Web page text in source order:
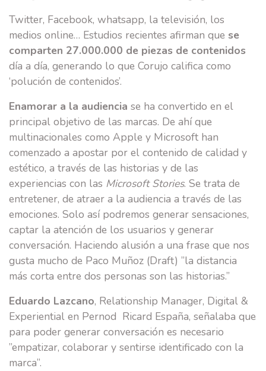
Twitter, Facebook, whatsapp, la televisión, los
medios online… Estudios recientes afirman que se
comparten 27.000.000 de piezas de contenidos
día a día, generando lo que Corujo califica como
‘polución de contenidos’.
Enamorar a la audiencia se ha convertido en el
principal objetivo de las marcas. De ahí que
multinacionales como Apple y Microsoft han
comenzado a apostar por el contenido de calidad y
estético, a través de las historias y de las
experiencias con las Microsoft Stories. Se trata de
entretener, de atraer a la audiencia a través de las
emociones. Solo así podremos generar sensaciones,
captar la atención de los usuarios y generar
conversación. Haciendo alusión a una frase que nos
gusta mucho de Paco Muñoz (Draft) ”la distancia
más corta entre dos personas son las historias.”
Eduardo Lazcano, Relationship Manager, Digital &
Experiential en Pernod Ricard España, señalaba que
para poder generar conversación es necesario
”empatizar, colaborar y sentirse identificado con la
marca”.